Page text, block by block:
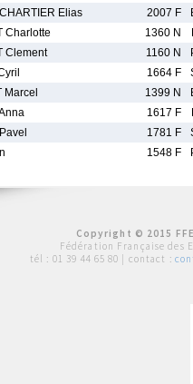
Elias 2007 F
Charlotte 1360 N
Clement 1160 N
1664 F
Marcel 1399 N
1617 F
1781 F
1548 F
Copyright © 2015
Fédération Française des
tél : 01 39 44 65 80 | contact :